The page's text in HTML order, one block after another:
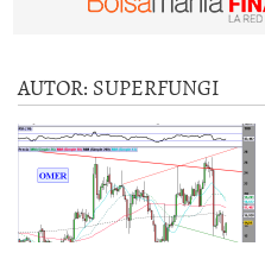
AUTOR: SUPERFUNGI